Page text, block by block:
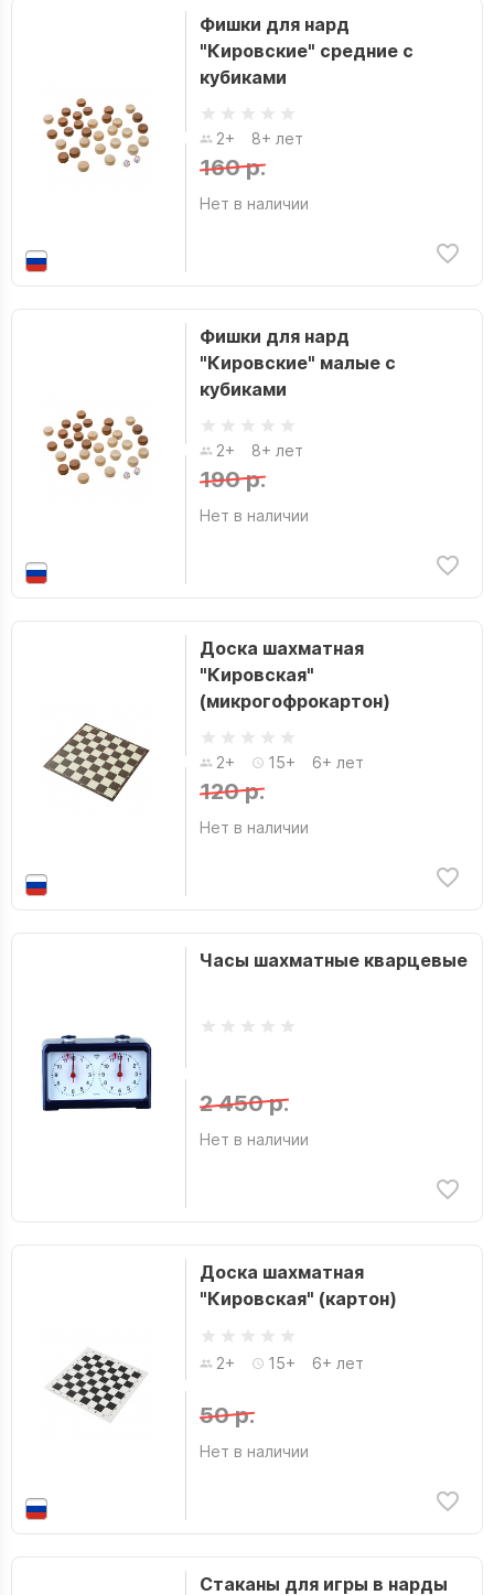
Фишки для нард
"Кировские" средние с
кубиками
2+ 8+ лет
160 р.
Нет в наличии
Фишки для нард
"Кировские" малые с
кубиками
2+ 8+ лет
190 р.
Нет в наличии
Доска шахматная
"Кировская"
(микрогофрокартон)
2+ 15+ 6+ лет
120 р.
Нет в наличии
Часы шахматные кварцевые
2 450 р.
Нет в наличии
Доска шахматная
"Кировская" (картон)
2+ 15+ 6+ лет
50 р.
Нет в наличии
Стаканы для игры в нарды